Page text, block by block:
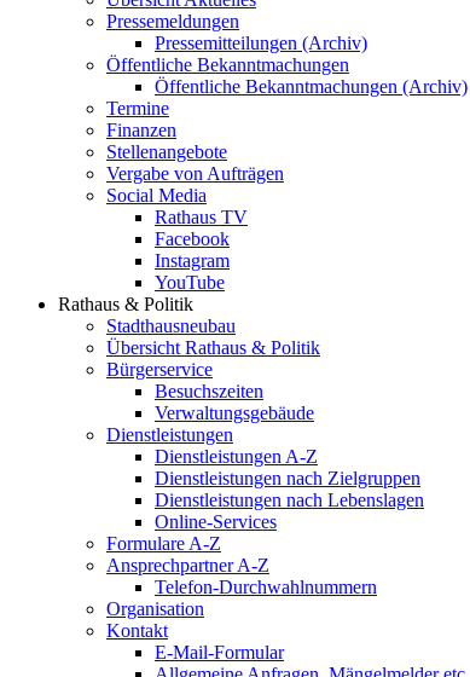
Pressemeldungen
Pressemitteilungen (Archiv)
Öffentliche Bekanntmachungen
Öffentliche Bekanntmachungen (Archiv)
Termine
Finanzen
Stellenangebote
Vergabe von Aufträgen
Social Media
Rathaus TV
Facebook
Instagram
YouTube
Rathaus & Politik
Stadthausneubau
Übersicht Rathaus & Politik
Bürgerservice
Besuchszeiten
Verwaltungsgebäude
Dienstleistungen
Dienstleistungen A-Z
Dienstleistungen nach Zielgruppen
Dienstleistungen nach Lebenslagen
Online-Services
Formulare A-Z
Ansprechpartner A-Z
Telefon-Durchwahlnummern
Organisation
Kontakt
E-Mail-Formular